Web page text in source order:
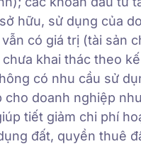
hữu, sử dụng của
có giá trị (tài sản
khai thác theo
có nhu cầu sử
doanh nghiệp
tiết giảm chi phí
đất, quyền thuê